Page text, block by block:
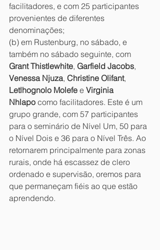
facilitadores, e com 25 participantes
provenientes de diferentes
denominações;
(b) em Rustenburg, no sábado, e
também no sábado seguinte, com
Grant Thistlewhite, Garfield Jacobs,
Venessa Njuza, Christine Olifant,
Letlhognolo Molefe e Virginia
Nhlapo como facilitadores. Este é um
grupo grande, com 57 participantes
para o seminário de Nível Um, 50 para
o Nível Dois e 36 para o Nível Três. Ao
retornarem principalmente para zonas
rurais, onde há escassez de clero
ordenado e supervisão, oremos para
que permaneçam fiéis ao que estão
aprendendo.